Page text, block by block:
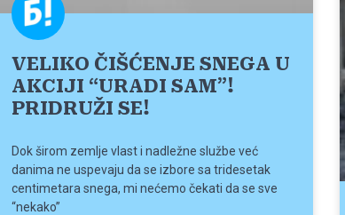
VELIKO ČIŠĆENJE SNEGA U
AKCIJI “URADI SAM”!
PRIDRUŽI SE!
Dok širom zemlje vlast i nadležne službe već
danima ne uspevaju da se izbore sa tridesetak
centimetara snega, mi nećemo čekati da se sve
“nekako”